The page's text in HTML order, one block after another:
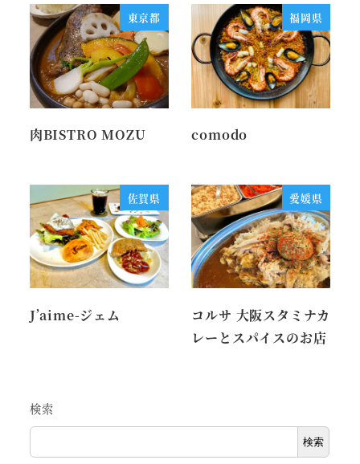
東京都
肉BISTRO MOZU
福岡県
comodo
佐賀県
J’aime-ジェム
愛媛県
コルサ 大阪スタミナカ
レーとスパイスのお店
検索
検索